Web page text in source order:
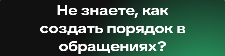
Не знаете, как
создать порядок в
обращениях?